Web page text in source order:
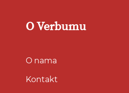
O Verbumu
O nama
Kontakt